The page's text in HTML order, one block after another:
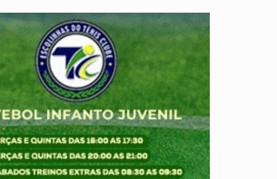
FTICCO e Força Tática prendem membro do CV com arma e drogas
Prefeitura fortalece parceria com a APAE para ampliar ações
Exército testa inovações no combate a drones durante
SOCIOAMBIENTAIS:Em Itapuã do Oeste, CINEMAZÔNIA leva cinema
Interior de Rondônia terá sábado (8) de calor intenso